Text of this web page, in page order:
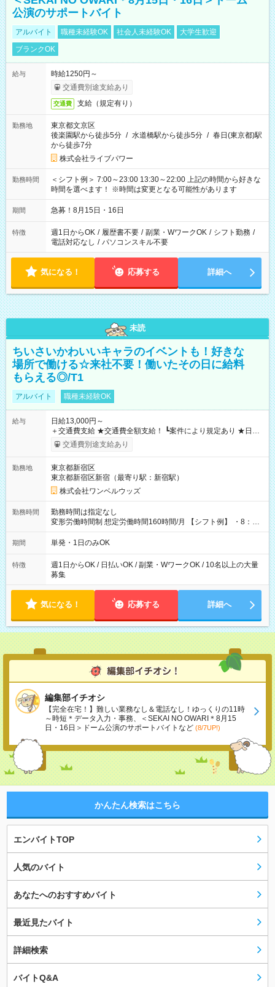
公演のサポートバイト
アルバイト 職種未経験OK 社会人未経験OK
大学生歓迎
ブランクOK
給与
時給1250円～
交通費別途支給あり
交通費 支給（規定有り）
勤務地
東京都文京区
後楽園駅から徒歩5分 / 水道橋駅から徒歩5分 / 春日(東京都)駅
から徒歩7分
株式会社ライブパワー
勤務時間
＜シフト例＞ 7:00～23:00 13:30～22:00 上記の時間から好きな
時間を選べます！ ※時間は変更となる可能性があります
期間 急募！8月15日・16日
特徴 週1日からOK / 履歴書不要 / 副業・WワークOK / シフト勤務 /
電話対応なし / パソコンスキル不要
気になる！ 応募する 詳細へ
未読
ちいさいかわいいキャラのイベントも！好きな
場所で働ける☆来社不要！働いたその日に給料
もらえる◎/T1
アルバイト 職種未経験OK
給与
日給13,000円～
＋交通費支給 ★交通費全額支給！ ┗案件により規定あり ★日払
いOK！（規定あり） ┗働いたその日に現金GET♪ お仕事後はコ
ンビニATMから 日払い分を引き落とせます！ 【試用期間】試
交通費別途支給あり
勤務地
東京都新宿区
東京都新宿区新宿（最寄り駅：新宿駅）
株式会社ワンベルウッズ
勤務時間
勤務時間は指定なし
変形労働時間制 想定労働時間160時間/月 【シフト例】 ・8：00
～21：00
期間 単発・1日のみOK
特徴
週1日からOK / 日払いOK / 副業・WワークOK / 10名以上の大量
募集
気になる！ 応募する 詳細へ
編集部イチオシ
【完全在宅！】難しい業務なし＆電話なし！ゆっくりの11時
～時短＊データ入力・事務、＜SEKAI NO OWARI＊8月15
日・16日＞ドーム公演のサポートバイトなど (8/7UP!)
かんたん検索はこちら
エンバイトTOP
人気のバイト
あなたへのおすすめバイト
最近見たバイト
詳細検索
バイトQ&A